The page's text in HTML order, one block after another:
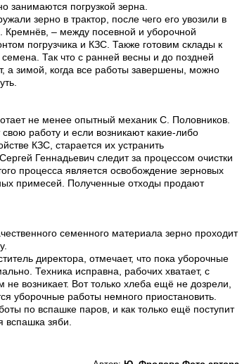
занимаются погрузкой зерна.
зерно в трактор, после чего его увозили в
Кремнёв, – между посевной и уборочной
погрузчика и КЗС. Также готовим склады к
Так что с ранней весны и до поздней
а зимой, когда все работы завершены, можно
не менее опытный механик С. Половников.
работу и если возникают какие-либо
КЗС, старается их устранить
Геннадьевич следит за процессом очистки
процесса является освобождение зерновых
примесей. Полученные отходы продают
семенного материала зерно проходит
директора, отмечает, что пока уборочные
Техника исправна, рабочих хватает, с
не возникает. Вот только хлеба ещё не дозрели,
уборочные работы немного приостановить.
по вспашке паров, и как только ещё поступит
вспашка зяби.